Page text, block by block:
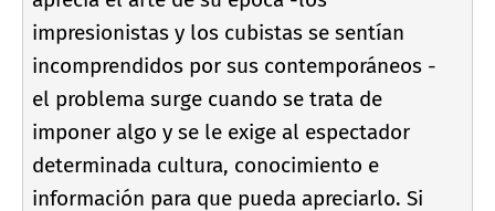
impresionistas y los cubistas se sentí­an
incomprendidos por sus contemporáneos -
el problema surge cuando se trata de
imponer algo y se le exige al espectador
determinada cultura, conocimiento e
información para que pueda apreciarlo. Si